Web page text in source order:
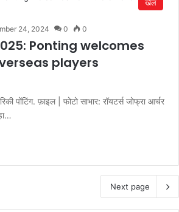
खेल
24, 2024 0 0
Ponting welcomes
players
पोंटिंग. फ़ाइल | फोटो साभार: रॉयटर्स जोफ्रा आर्चर
Next page